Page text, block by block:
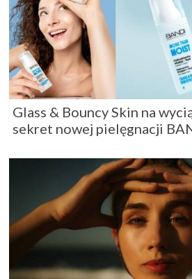
Glass & Bouncy Skin na
sekret nowej pielęgnacji